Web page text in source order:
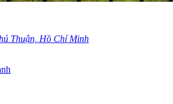
Thuận, Hồ Chí Minh